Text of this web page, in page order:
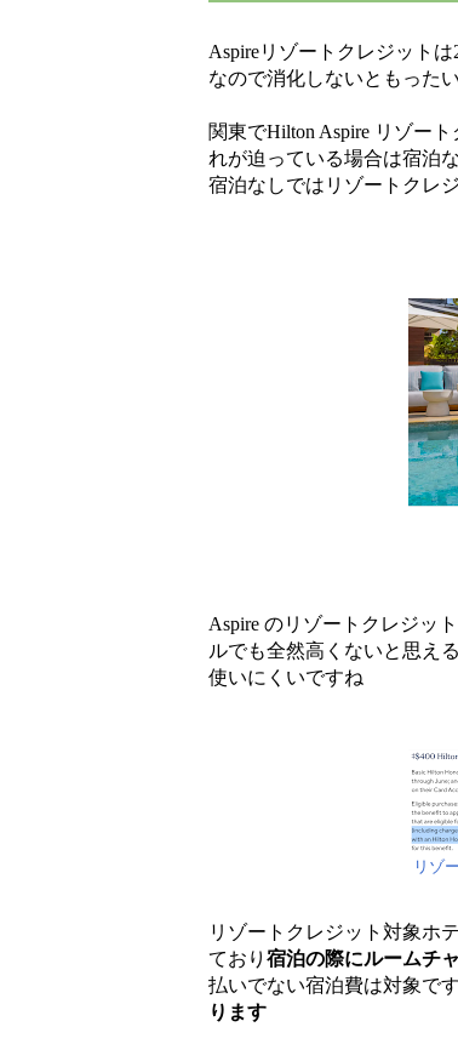
Aspireリゾートクレジット
なので消化しないともった
関東でHilton Aspire リゾー
れが迫っている場合は宿泊
宿泊なしではリゾートクレ
Aspire のリゾートクレジッ
ルでも全然高くないと思え
使いにくいですね
リゾ
リゾートクレジット対象ホ
ており 宿泊の際にルームチ
払いでない宿泊費は対象で
ります